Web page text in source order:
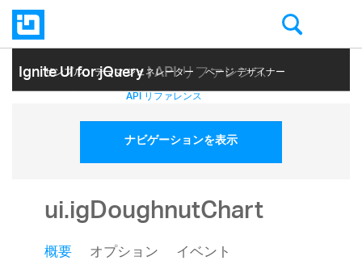
Ignite UI for jQuery| API リファレンス
サンプル テーマ ジェネレーター ページ デザイナー
ヘルプ トピック API リファレンス
ナビゲーションを表示
ui.igDoughnutChart
概要 オプション
イベント